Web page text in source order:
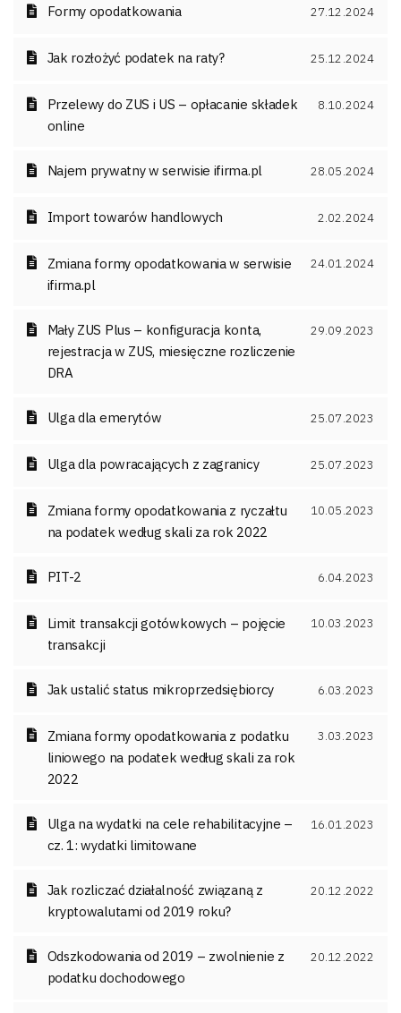
Formy opodatkowania 27.12.2024
Jak rozłożyć podatek na raty? 25.12.2024
Przelewy do ZUS i US – opłacanie składek
online
8.10.2024
Najem prywatny w serwisie ifirma.pl 28.05.2024
Import towarów handlowych 2.02.2024
Zmiana formy opodatkowania w serwisie
ifirma.pl
24.01.2024
Mały ZUS Plus – konfiguracja konta,
rejestracja w ZUS, miesięczne rozliczenie
DRA
29.09.2023
Ulga dla emerytów 25.07.2023
Ulga dla powracających z zagranicy 25.07.2023
Zmiana formy opodatkowania z ryczałtu
na podatek według skali za rok 2022
10.05.2023
PIT-2 6.04.2023
Limit transakcji gotówkowych – pojęcie
transakcji
10.03.2023
Jak ustalić status mikroprzedsiębiorcy 6.03.2023
Zmiana formy opodatkowania z podatku
liniowego na podatek według skali za rok
2022
3.03.2023
Ulga na wydatki na cele rehabilitacyjne –
cz. 1: wydatki limitowane
16.01.2023
Jak rozliczać działalność związaną z
kryptowalutami od 2019 roku?
20.12.2022
Odszkodowania od 2019 – zwolnienie z
podatku dochodowego
20.12.2022